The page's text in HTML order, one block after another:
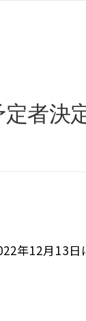
者決
年12月13日